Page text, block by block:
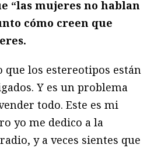
“las mujeres no hablan
cómo creen que
que los estereotipos están
Y es un problema
todo. Este es mi
yo me dedico a la
y a veces sientes que